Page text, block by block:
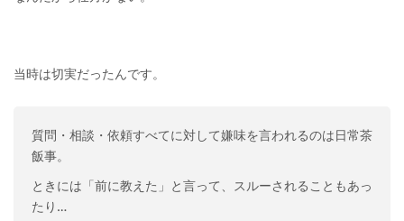
当時は切実だったんです。
質問・相談・依頼すべてに対して嫌味を言われるのは日常茶
飯事。
ときには「前に教えた」と言って、スルーされることもあっ
たり…